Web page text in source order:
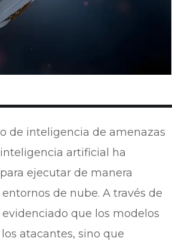
de inteligencia de amenazas
artificial ha
ejecutar de manera
de nube. A través de
evidenciado que los modelos
atacantes, sino que